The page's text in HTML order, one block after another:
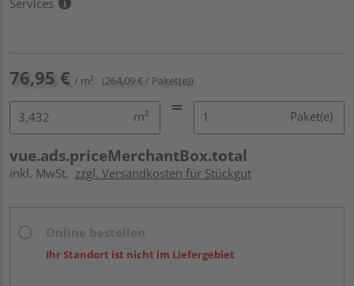
76,95 € / m² (264,09 € / Paket(e))
m² Paket(e)
vue.ads.priceMerchantBox.total
inkl. MwSt. zzgl. Versandkosten für Stückgut
Ihr Standort ist nicht im Liefergebiet